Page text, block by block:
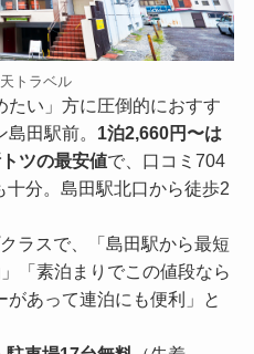
トラベル
たい」方に圧倒的におすす
田駅前。 1泊2,660円〜は
ツの最安値で、口コミ704
分。島田駅北口から徒歩2
ラスで、「島田駅から最短
「素泊まりでこの値段なら
あって連泊にも便利」と